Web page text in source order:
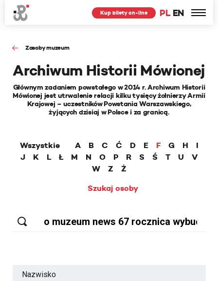
PL EN
Kup bilety on-line
Zasoby muzeum
Archiwum Historii Mówionej
Głównym zadaniem powstałego w 2014 r. Archiwum Historii
Mówionej jest utrwalenie relacji kilku tysięcy żołnierzy Armii
Krajowej – uczestników Powstania Warszawskiego,
żyjących dzisiaj w Polsce i za granicą.
Wszystkie A B C Ć D E F G H
I
J
K L Ł M N O P R S Ś T U
V
W
Z
Ż
Szukaj osoby
Nazwisko